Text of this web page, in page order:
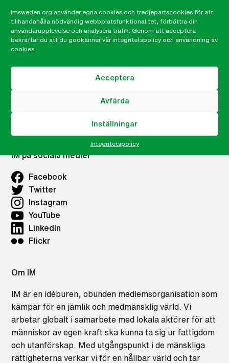
imsweden.org använder egna cookies och tredjepartscookies för att
tillhandahålla nödvändig webbplatsfunktionalitet, förbättra din
användarupplevelse och analysera trafik. Genom att acceptera
bekräftar du att du godkänner vår integritetspolicy och användning av
cookies.
Acceptera
Avfärda
Inställningar
Integritetspolicy
Press
Career site
Lämna ett klagomål, visselblåsning
IMs Nyhetsbrev
Lokalkontor Göteborg
IM på sociala medier
Facebook
Twitter
Instagram
YouTube
LinkedIn
Flickr
Om IM
IM är en idéburen, obunden medlemsorganisation som
kämpar för en jämlik och medmänsklig värld. Vi
arbetar globalt i samarbete med lokala aktörer för att
människor av egen kraft ska kunna ta sig ur fattigdom
och utanförskap. Med utgångspunkt i de mänskliga
rättigheterna verkar vi för en hållbar värld och tar